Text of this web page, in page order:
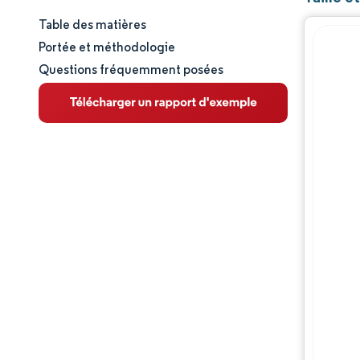
Taille et part de marché
Analyse du marché
Tendances et perspectives
Table des matières
Portée et méthodologie
Questions fréquemment posées